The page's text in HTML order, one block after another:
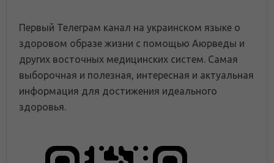
Первый Телеграм канал на украинском языке о
здоровом образе жизни с помощью Аюрведы и
других восточных медицинских систем. Самая
выборочная и полезная, интересная и актуальная
информация для достижения идеального
здоровья.